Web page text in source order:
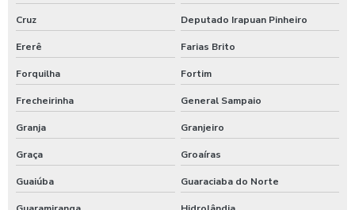
Valor terraplenagem no ceará
Empresa de terraplenagem no ceará
Empresa especialista em terraplanagem
Empresa especialista em terraplanagem no ceará
Empresa de supressão vegetal na bahia
Empresa de terraplanagem ce
Cruz Deputado Irapuan Pinheiro
Ererê Farias Brito
Forquilha Fortim
Frecheirinha General Sampaio
Granja Granjeiro
Graça Groaíras
Guaiúba Guaraciaba do Norte